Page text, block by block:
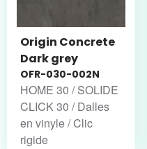
Origin Concrete
Dark grey
OFR-030-002N
HOME 30 / SOLIDE
CLICK 30 / Dalles
en vinyle / Clic
rigide